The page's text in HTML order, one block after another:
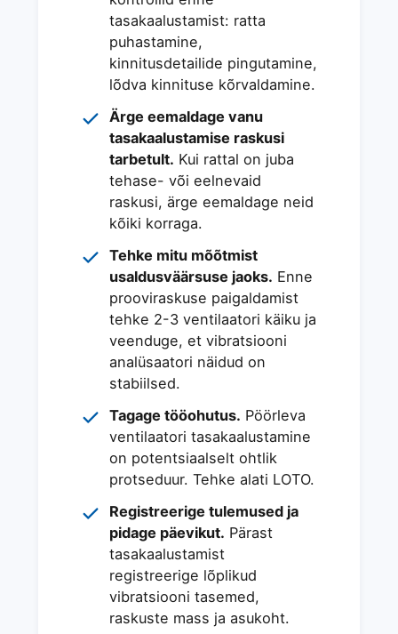
tasakaalustamist: ratta
puhastamine,
kinnitusdetailide pingutamine,
lõdva kinnituse kõrvaldamine.
Ärge eemaldage vanu
tasakaalustamise raskusi
tarbetult. Kui rattal on juba
tehase- või eelnevaid
raskusi, ärge eemaldage neid
kõiki korraga.
Tehke mitu mõõtmist
usaldusväärsuse jaoks. Enne
prooviraskuse paigaldamist
tehke 2-3 ventilaatori käiku ja
veenduge, et vibratsiooni
analüsaatori näidud on
stabiilsed.
Tagage tööohutus. Pöörleva
ventilaatori tasakaalustamine
on potentsiaalselt ohtlik
protseduur. Tehke alati LOTO.
Registreerige tulemused ja
pidage päevikut. Pärast
tasakaalustamist
registreerige lõplikud
vibratsiooni tasemed,
raskuste mass ja asukoht.